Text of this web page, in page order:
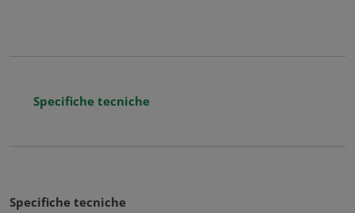
Specifiche tecniche
Specifiche tecniche